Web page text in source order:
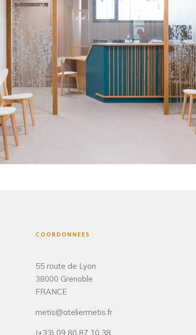
COORDONNEES
55 route de Lyon
38000 Grenoble
FRANCE
metis@ateliermetis.fr
(+33) 09 80 87 10 38